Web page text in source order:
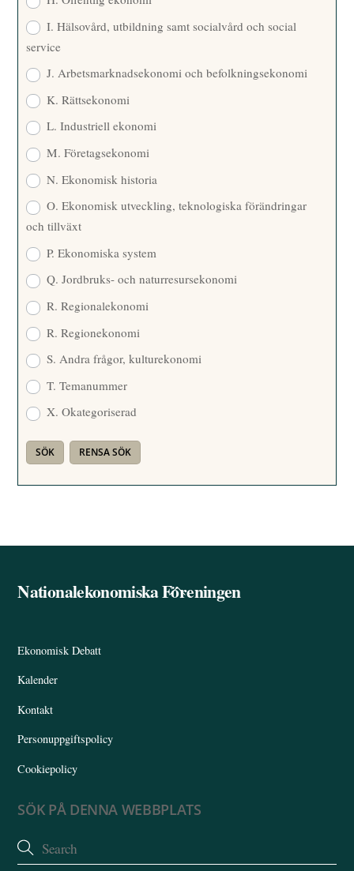
I. Hälsovård, utbildning samt socialvård och social
service
J. Arbetsmarknadsekonomi och befolkningsekonomi
K. Rättsekonomi
L. Industriell ekonomi
M. Företagsekonomi
N. Ekonomisk historia
O. Ekonomisk utveckling, teknologiska förändringar
och tillväxt
P. Ekonomiska system
Q. Jordbruks- och naturresursekonomi
R. Regionalekonomi
R. Regionekonomi
S. Andra frågor, kulturekonomi
T. Temanummer
X. Okategoriserad
Back
Nationalekonomiska Föreningen
Ekonomisk Debatt
Kalender
Kontakt
Personuppgiftspolicy
Cookiepolicy
SÖK PÅ DENNA WEBBPLATS